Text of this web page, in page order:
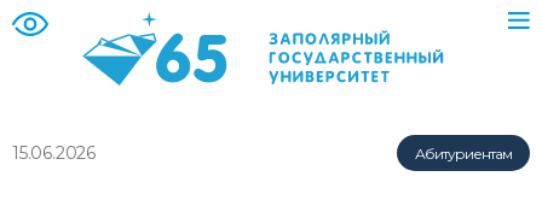
15.06.2026 Абитуриентам